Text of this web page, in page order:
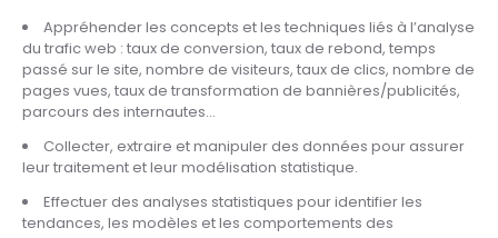
Appréhender les concepts et les techniques liés à l’analyse
du trafic web : taux de conversion, taux de rebond, temps
passé sur le site, nombre de visiteurs, taux de clics, nombre de
pages vues, taux de transformation de bannières/publicités,
parcours des internautes…
Collecter, extraire et manipuler des données pour assurer
leur traitement et leur modélisation statistique.
Effectuer des analyses statistiques pour identifier les
tendances, les modèles et les comportements des